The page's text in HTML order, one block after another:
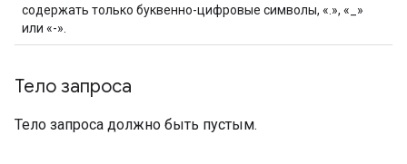
содержать только буквенно-цифровые символы, «.», «_»
или «-».
Тело запроса
Тело запроса должно быть пустым.